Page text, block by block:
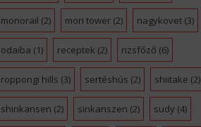
monorail (2) mori tower(2) nagykovet(3)
odaiba (1) receptek (2) rizsfőző (6)
roppongi hills (3) sertéshús (2) shiitake (2)
shinkansen (2) sinkanszen (2) sudy (4)